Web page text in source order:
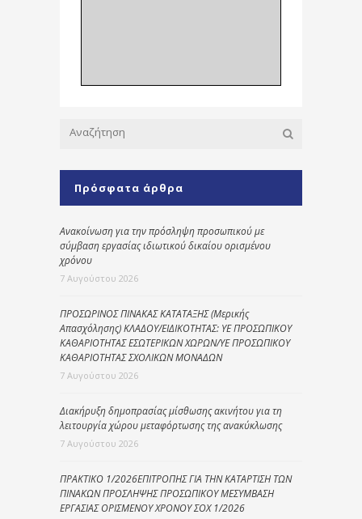
Πρόσφατα άρθρα
Ανακοίνωση για την πρόσληψη προσωπικού με
σύμβαση εργασίας ιδιωτικού δικαίου ορισμένου
χρόνου
7 Αυγούστου 2026
ΠΡΟΣΩΡΙΝΟΣ ΠΙΝΑΚΑΣ ΚΑΤΑΤΑΞΗΣ (Μερικής
Απασχόλησης) ΚΛΑΔΟΥ/ΕΙΔΙΚΟΤΗΤΑΣ: ΥΕ ΠΡΟΣΩΠΙΚΟΥ
ΚΑΘΑΡΙΟΤΗΤΑΣ ΕΣΩΤΕΡΙΚΩΝ ΧΩΡΩΝ/ΥΕ ΠΡΟΣΩΠΙΚΟΥ
ΚΑΘΑΡΙΟΤΗΤΑΣ ΣΧΟΛΙΚΩΝ ΜΟΝΑΔΩΝ
7 Αυγούστου 2026
Διακήρυξη δημοπρασίας μίσθωσης ακινήτου για τη
λειτουργία χώρου μεταφόρτωσης της ανακύκλωσης
7 Αυγούστου 2026
ΠΡΑΚΤΙΚΟ 1/2026ΕΠΙΤΡΟΠΗΣ ΓΙΑ ΤΗΝ ΚΑΤΑΡΤΙΣΗ ΤΩΝ
ΠΙΝΑΚΩΝ ΠΡΟΣΛΗΨΗΣ ΠΡΟΣΩΠΙΚΟΥ ΜΕΣΥΜΒΑΣΗ
ΕΡΓΑΣΙΑΣ ΟΡΙΣΜΕΝΟΥ ΧΡΟΝΟΥ ΣΟΧ 1/2026